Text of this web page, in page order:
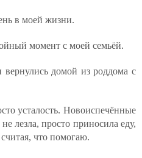
в моей жизни.
момент с моей семьёй.
домой из роддома с
усталость. Новоиспечённые
лезла, просто приносила еду,
что помогаю.